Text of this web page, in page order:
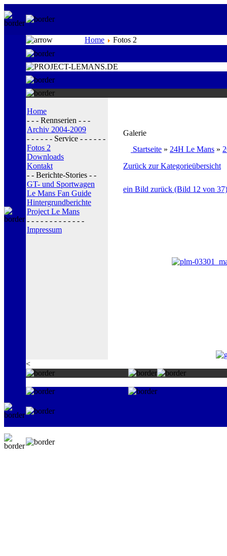
Home Fotos 2
Home
- - - Rennserien - - -
Archiv 2004-2009
- - - - - - Service - - - - - -
Fotos 2
Downloads
Kontakt
- - Berichte-Stories - -
GT- und Sportwagen
Le Mans Fan Guide
Hintergrundberichte
Project Le Mans
- - - - - - - - - - - - -
Impressum
Galerie
Startseite » 24H Le Mans »
Zurück zur Kategorieübersicht
ein Bild zurück (Bild 12 von 37)
<